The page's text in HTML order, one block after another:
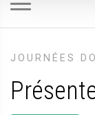
JOURNÉES